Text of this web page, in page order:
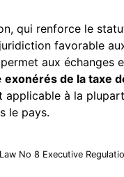
qui renforce le
favorable
aux échanges
exonérés de la taxe
applicable à la
le pays.
No 8 Executive